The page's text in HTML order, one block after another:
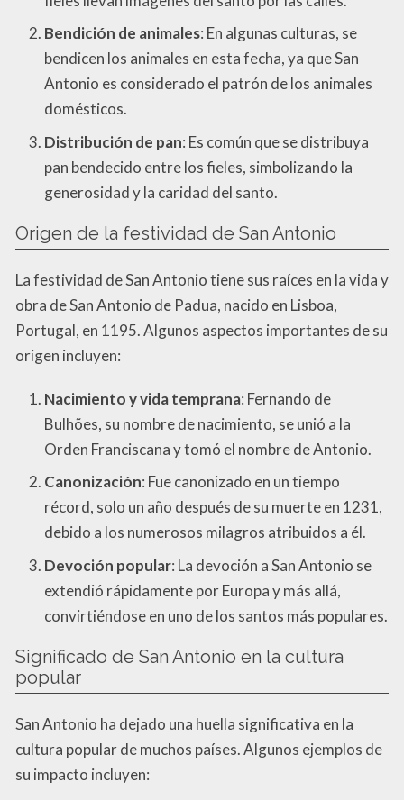
Bendición de animales: En algunas culturas, se
bendicen los animales en esta fecha, ya que San
Antonio es considerado el patrón de los animales
domésticos.
Distribución de pan: Es común que se distribuya
pan bendecido entre los fieles, simbolizando la
generosidad y la caridad del santo.
Origen de la festividad de San Antonio
La festividad de San Antonio tiene sus raíces en la vida y
obra de San Antonio de Padua, nacido en Lisboa,
Portugal, en 1195. Algunos aspectos importantes de su
origen incluyen:
Nacimiento y vida temprana: Fernando de
Bulhões, su nombre de nacimiento, se unió a la
Orden Franciscana y tomó el nombre de Antonio.
Canonización: Fue canonizado en un tiempo
récord, solo un año después de su muerte en 1231,
debido a los numerosos milagros atribuidos a él.
Devoción popular: La devoción a San Antonio se
extendió rápidamente por Europa y más allá,
convirtiéndose en uno de los santos más populares.
Significado de San Antonio en la cultura
popular
San Antonio ha dejado una huella significativa en la
cultura popular de muchos países. Algunos ejemplos de
su impacto incluyen: